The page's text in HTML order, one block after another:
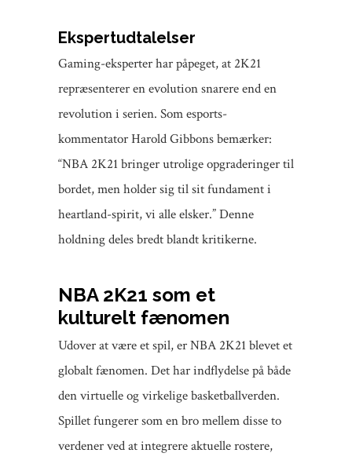
Ekspertudtalelser
Gaming-eksperter har påpeget, at 2K21
repræsenterer en evolution snarere end en
revolution i serien. Som esports-
kommentator Harold Gibbons bemærker:
“NBA 2K21 bringer utrolige opgraderinger til
bordet, men holder sig til sit fundament i
heartland-spirit, vi alle elsker.” Denne
holdning deles bredt blandt kritikerne.
NBA 2K21 som et
kulturelt fænomen
Udover at være et spil, er NBA 2K21 blevet et
globalt fænomen. Det har indflydelse på både
den virtuelle og virkelige basketballverden.
Spillet fungerer som en bro mellem disse to
verdener ved at integrere aktuelle rostere,